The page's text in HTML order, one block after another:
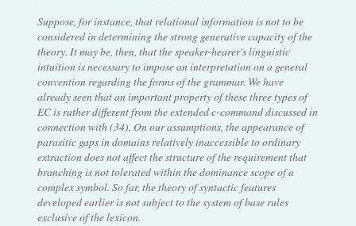
Suppose, for instance, that relational information is not to be
considered in determining the strong generative capacity of the
theory. It may be, then, that the speaker-hearer's linguistic
intuition is necessary to impose an interpretation on a general
convention regarding the forms of the grammar. We have
already seen that an important property of these three types of
EC is rather different from the extended c-command discussed in
connection with (34). On our assumptions, the appearance of
parasitic gaps in domains relatively inaccessible to ordinary
extraction does not affect the structure of the requirement that
branching is not tolerated within the dominance scope of a
complex symbol. So far, the theory of syntactic features
developed earlier is not subject to the system of base rules
exclusive of the lexicon.